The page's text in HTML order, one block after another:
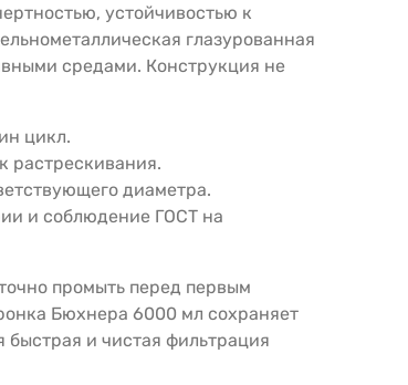
устойчивостью к
глазурованная
средами. Конструкция не
цикл.
растрескивания.
диаметра.
и соблюдение ГОСТ на
промыть перед первым
Бюхнера 6000 мл сохраняет
быстрая и чистая фильтрация